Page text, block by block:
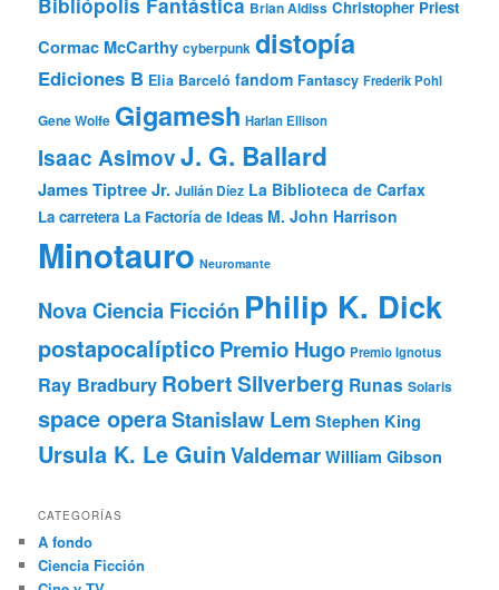
Brian Aldiss Christopher Priest
Cormac McCarthy cyberpunk distopía
Ediciones B Elia Barceló fandom Fantascy Frederik Pohl
Gene Wolfe Gigamesh Harlan Ellison
Isaac AsimovJ. G. Ballard
James Tiptree Jr. Julián Díez La Biblioteca de Carfax
La carretera La Factoría de Ideas M. John Harrison
Minotauro Neuromante
Nova Ciencia Ficción Philip K. Dick
postapocalípticoPremio Hugo Premio Ignotus
Ray Bradbury Robert Silverberg Runas Solaris
space operaStanislaw Lem Stephen King
Ursula K. Le GuinValdemarWilliam Gibson
CATEGORÍAS
A fondo
Ciencia Ficción